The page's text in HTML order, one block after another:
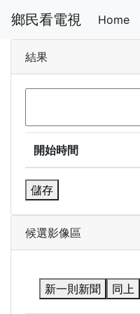
鄉民看電視 Home
結果
開始時間
儲存
候選影像區
新一則新聞 同上